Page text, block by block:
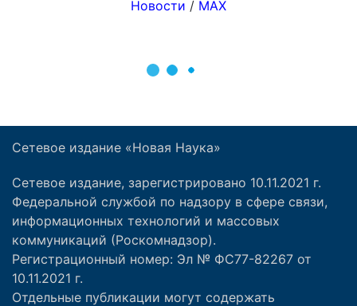
Сетевое издание «Новая Наука»
Сетевое издание, зарегистрировано 10.11.2021 г.
Федеральной службой по надзору в сфере связи,
информационных технологий и массовых
коммуникаций (Роскомнадзор).
Регистрационный номер: Эл № ФС77-82267 от
10.11.2021 г.
Отдельные публикации могут содержать